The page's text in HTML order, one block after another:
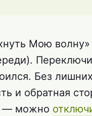
Мою
Без
и обратная
— можно